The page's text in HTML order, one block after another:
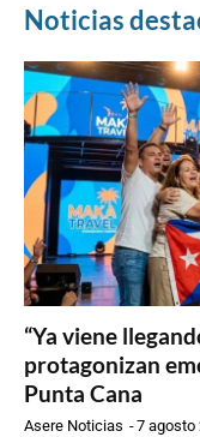
Noticias
“Ya viene
protagonizan
Punta Cana
Asere Noticias -7 agosto